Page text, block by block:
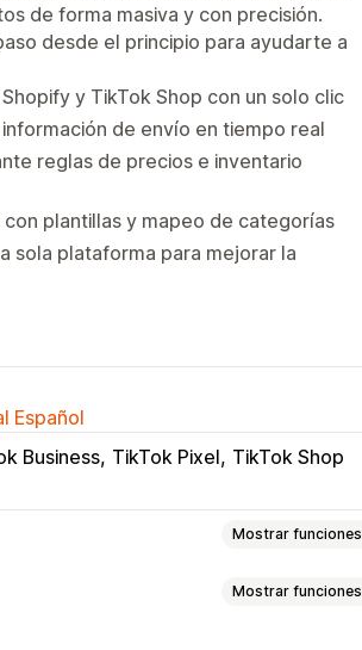
de forma masiva y con precisión.
desde el principio para ayudarte a
y TikTok Shop con un solo clic
de envío en tiempo real
reglas de precios e inventario
plantillas y mapeo de categorías
sola plataforma para mejorar la
Español
Business TikTok Pixel TikTok Shop
Mostrar funciones
Mostrar funciones